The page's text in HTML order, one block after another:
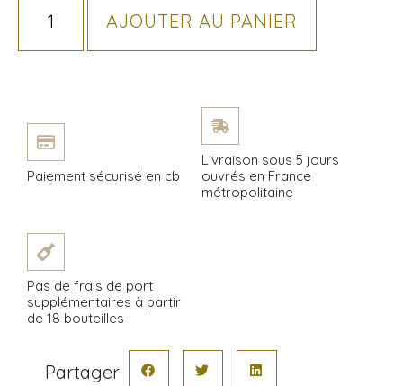
Partager
AJOUTER AU PANIER
Paiement sécurisé en cb
Livraison sous 5 jours
ouvrés en France
métropolitaine
Pas de frais de port
supplémentaires à partir
de 18 bouteilles